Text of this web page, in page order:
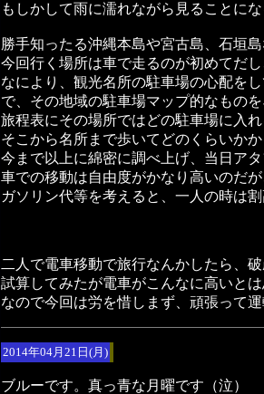
もしかして雨に濡れながら見ることに
勝手知ったる沖縄本島や宮古島、石垣
今回行く場所は車で走るのが初めてだ
なにより、観光名所の駐車場の心配を
で、その地域の駐車場マップ的なもの
旅程表にその場所ではどの駐車場に入
そこから名所まで歩いてどのくらいか
今まで以上に綿密に調べ上げ、当日ア
車での移動は自由度がかなり高いのだ
ガソリン代等を考えると、一人の時は
二人で電車移動で旅行なんかしたら、
試算してみたが電車がこんなに高いと
なので今回は労を惜しまず、頑張って
2014年04月21日(月)
ブルーです。真っ青な月曜です（泣）